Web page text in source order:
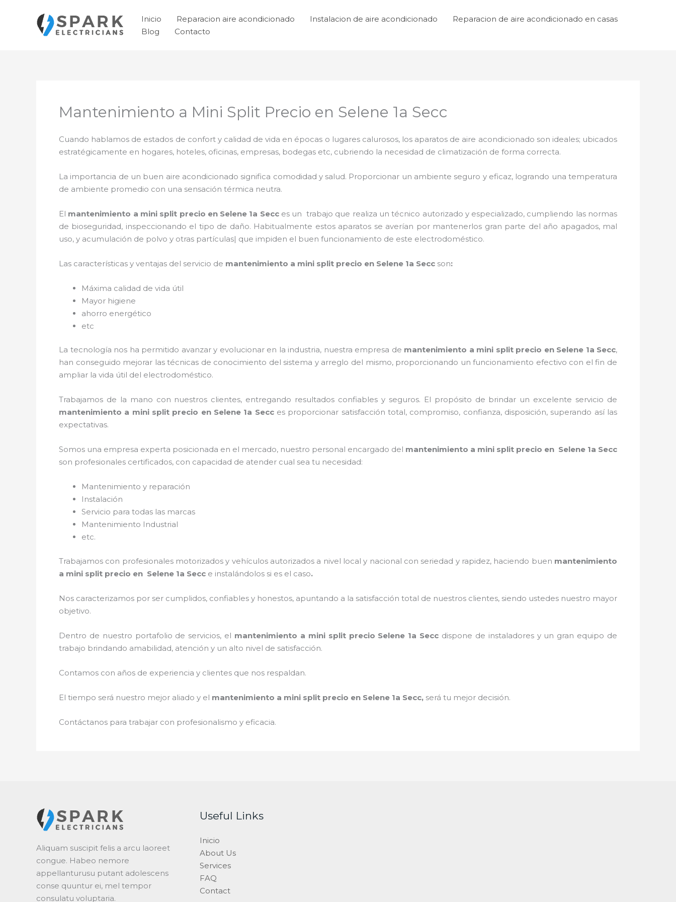
contenido
Inicio Reparacion aire acondicionado Instalacion de aire acondicionado
Reparacion de aire acondicionado en casas
Blog
Contacto
Mantenimiento a Mini Split Precio en Selene 1a Secc
Cuando hablamos de estados de confort y calidad de vida en épocas o lugares calurosos, los aparatos de aire acondicionado son ideales; ubicados
estratégicamente en hogares, hoteles, oficinas, empresas, bodegas etc, cubriendo la necesidad de climatización de forma correcta.
La importancia de un buen aire acondicionado significa comodidad y salud. Proporcionar un ambiente seguro y eficaz, logrando una temperatura
de ambiente promedio con una sensación térmica neutra.
El mantenimiento a mini split precio en Selene 1a Secc es un trabajo que realiza un técnico autorizado y especializado, cumpliendo las normas
de bioseguridad, inspeccionando el tipo de daño. Habitualmente estos aparatos se averían por mantenerlos gran parte del año apagados, mal
uso, y acumulación de polvo y otras partículas| que impiden el buen funcionamiento de este electrodoméstico.
Las características y ventajas del servicio de mantenimiento a mini split precio en Selene 1a Secc son:
Máxima calidad de vida útil
Mayor higiene
ahorro energético
etc
La tecnología nos ha permitido avanzar y evolucionar en la industria, nuestra empresa de mantenimiento a mini split precio en Selene 1a Secc,
han conseguido mejorar las técnicas de conocimiento del sistema y arreglo del mismo, proporcionando un funcionamiento efectivo con el fin de
ampliar la vida útil del electrodoméstico.
Trabajamos de la mano con nuestros clientes, entregando resultados confiables y seguros. El propósito de brindar un excelente servicio de
mantenimiento a mini split precio en Selene 1a Secc es proporcionar satisfacción total, compromiso, confianza, disposición, superando así las
expectativas.
Somos una empresa experta posicionada en el mercado, nuestro personal encargado del mantenimiento a mini split precio en Selene 1a Secc
son profesionales certificados, con capacidad de atender cual sea tu necesidad:
Mantenimiento y reparación
Instalación
Servicio para todas las marcas
Mantenimiento Industrial
etc.
Trabajamos con profesionales motorizados y vehículos autorizados a nivel local y nacional con seriedad y rapidez, haciendo buen mantenimiento
a mini split precio en Selene 1a Secc e instalándolos si es el caso.
Nos caracterizamos por ser cumplidos, confiables y honestos, apuntando a la satisfacción total de nuestros clientes, siendo ustedes nuestro mayor
objetivo.
Dentro de nuestro portafolio de servicios, el mantenimiento a mini split precio Selene 1a Secc dispone de instaladores y un gran equipo de
trabajo brindando amabilidad, atención y un alto nivel de satisfacción.
Contamos con años de experiencia y clientes que nos respaldan.
El tiempo será nuestro mejor aliado y el mantenimiento a mini split precio en Selene 1a Secc, será tu mejor decisión.
Contáctanos para trabajar con profesionalismo y eficacia.
Aliquam suscipit felis a arcu laoreet
congue. Habeo nemore
appellanturusu putant adolescens
conse quuntur ei, mel tempor
consulatu voluptaria.
Useful Links
Inicio
About Us
Services
FAQ
Contact